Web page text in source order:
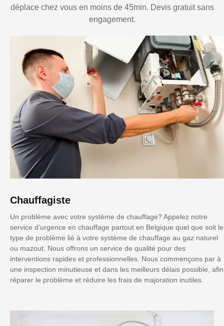
déplace chez vous en moins de 45min. Devis gratuit sans
engagement.
Chauffagiste
Un problème avec votre système de chauffage? Appelez notre
service d’urgence en chauffage partout en Belgique quel que soit le
type de problème lié à votre système de chauffage au gaz naturel
ou mazout. Nous offrons un service de qualité pour des
interventions rapides et professionnelles. Nous commençons par à
une inspection minutieuse et dans les meilleurs délais possible, afin
réparer le problème et réduire les frais de majoration inutiles.